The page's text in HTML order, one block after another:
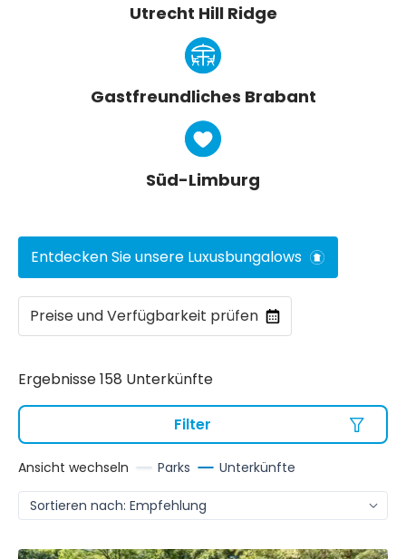
Utrecht Hill Ridge
Gastfreundliches Brabant
Süd-Limburg
Entdecken Sie unsere Luxusbungalows
Preise und Verfügbarkeit prüfen
Ergebnisse 158 Unterkünfte
Filter
Ansicht wechseln Parks Unterkünfte